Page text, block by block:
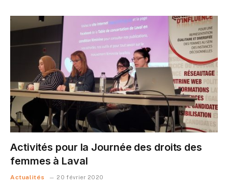
Activités pour la Journée des droits des
femmes à Laval
Actualités 20 février 2020